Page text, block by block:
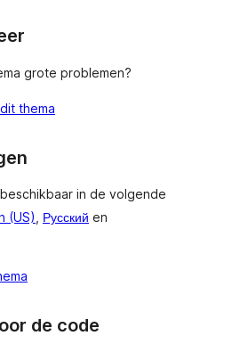
grote problemen?
thema
in de volgende
(US), Русский en
de code